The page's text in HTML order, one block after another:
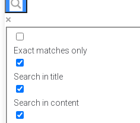
Exact matches only
Search in title
Search in content